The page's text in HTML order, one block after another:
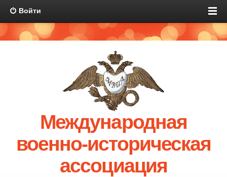
Войти
Международная
военно-историческая
ассоциация